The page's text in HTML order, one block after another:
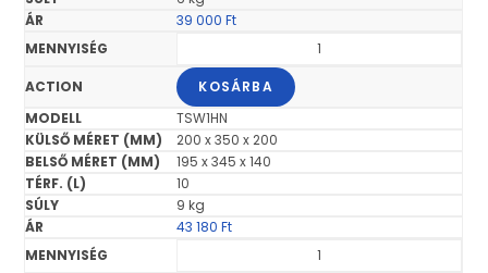
39 000Ft
KOSÁRBA
TSW1HN
200 x 350 x 200
195 x 345 x 140
10
9 kg
43 180Ft